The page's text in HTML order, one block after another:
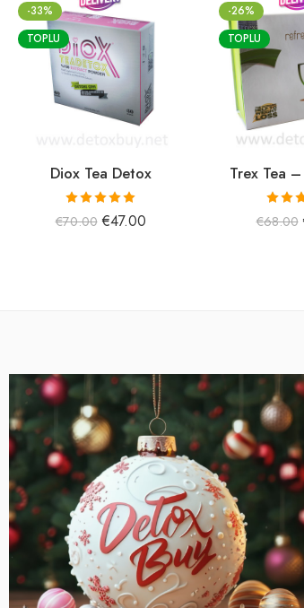
-33%
TOPLU
Diox Tea Detox
5 üzerinden
5.00oy aldı
€70.00 €47.00
-26%
TOPLU
Trex Tea
5
5.00
€68.00